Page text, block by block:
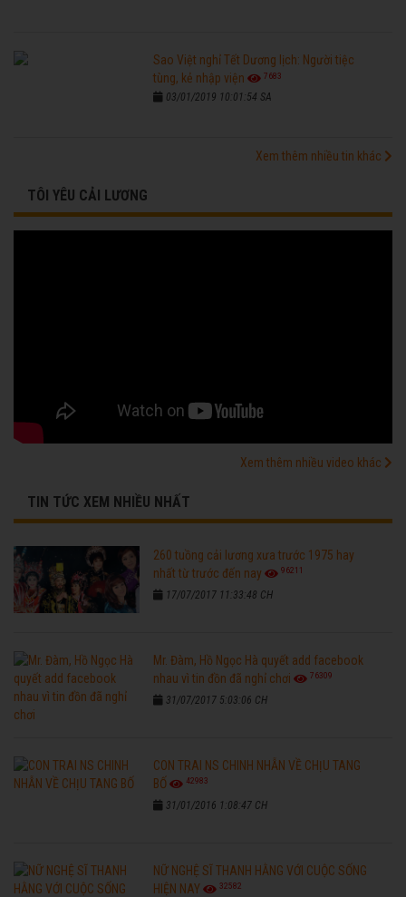
Sao Việt nghỉ Tết Dương lịch: Người tiệc
tùng, kẻ nhập viện
7683
03/01/2019 10:01:54 SA
Xem thêm nhiều tin khác
TÔI YÊU CẢI LƯƠNG
Xem thêm nhiều video khác
TIN TỨC XEM NHIỀU NHẤT
260 tuồng cải lương xưa trước 1975 hay
nhất từ trước đến nay
96211
17/07/2017 11:33:48 CH
Mr. Đàm, Hồ Ngọc Hà quyết add facebook
nhau vì tin đồn đã nghỉ chơi
76309
31/07/2017 5:03:06 CH
CON TRAI NS CHINH NHẪN VỀ CHỊU TANG
BỐ
42983
31/01/2016 1:08:47 CH
NỮ NGHỆ SĨ THANH HẰNG VỚI CUỘC SỐNG
HIỆN NAY
32582